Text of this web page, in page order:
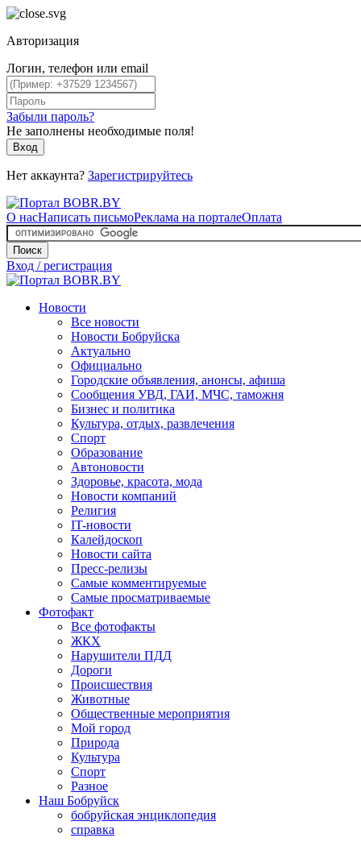
Авторизация
Логин, телефон или email
Забыли пароль?
Не заполнены необходимые поля!
Вход
Нет аккаунта? Зарегистрируйтесь
О насНаписать письмоРеклама на порталеОплата
Поиск
Вход / регистрация
Новости
Все новости
Новости Бобруйска
Актуально
Официально
Городские объявления, анонсы, афиша
Сообщения УВД, ГАИ, МЧС, таможня
Бизнес и политика
Культура, отдых, развлечения
Спорт
Образование
Автоновости
Здоровье, красота, мода
Новости компаний
Религия
IT-новости
Калейдоскоп
Новости сайта
Пресс-релизы
Самые комментируемые
Самые просматриваемые
Фотофакт
Все фотофакты
ЖКХ
Нарушители ПДД
Дороги
Происшествия
Животные
Общественные мероприятия
Мой город
Природа
Культура
Спорт
Разное
Наш Бобруйск
бобруйская энциклопедия
справка